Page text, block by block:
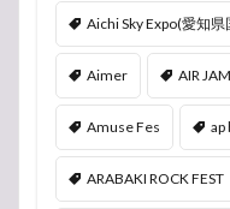
Aichi Sky Expo(愛知
Aimer AIR JAM
Amuse Fes ap
ARABAKI ROCK FEST